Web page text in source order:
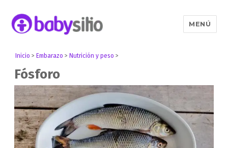
MENÚ
Inicio > Embarazo > Nutrición y peso >
Fósforo